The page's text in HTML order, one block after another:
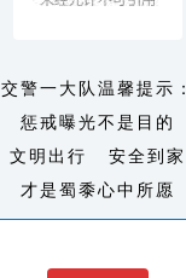
交警一大队温馨提示：
惩戒曝光不是目的
文明出行 安全到家
才是蜀黍心中所愿